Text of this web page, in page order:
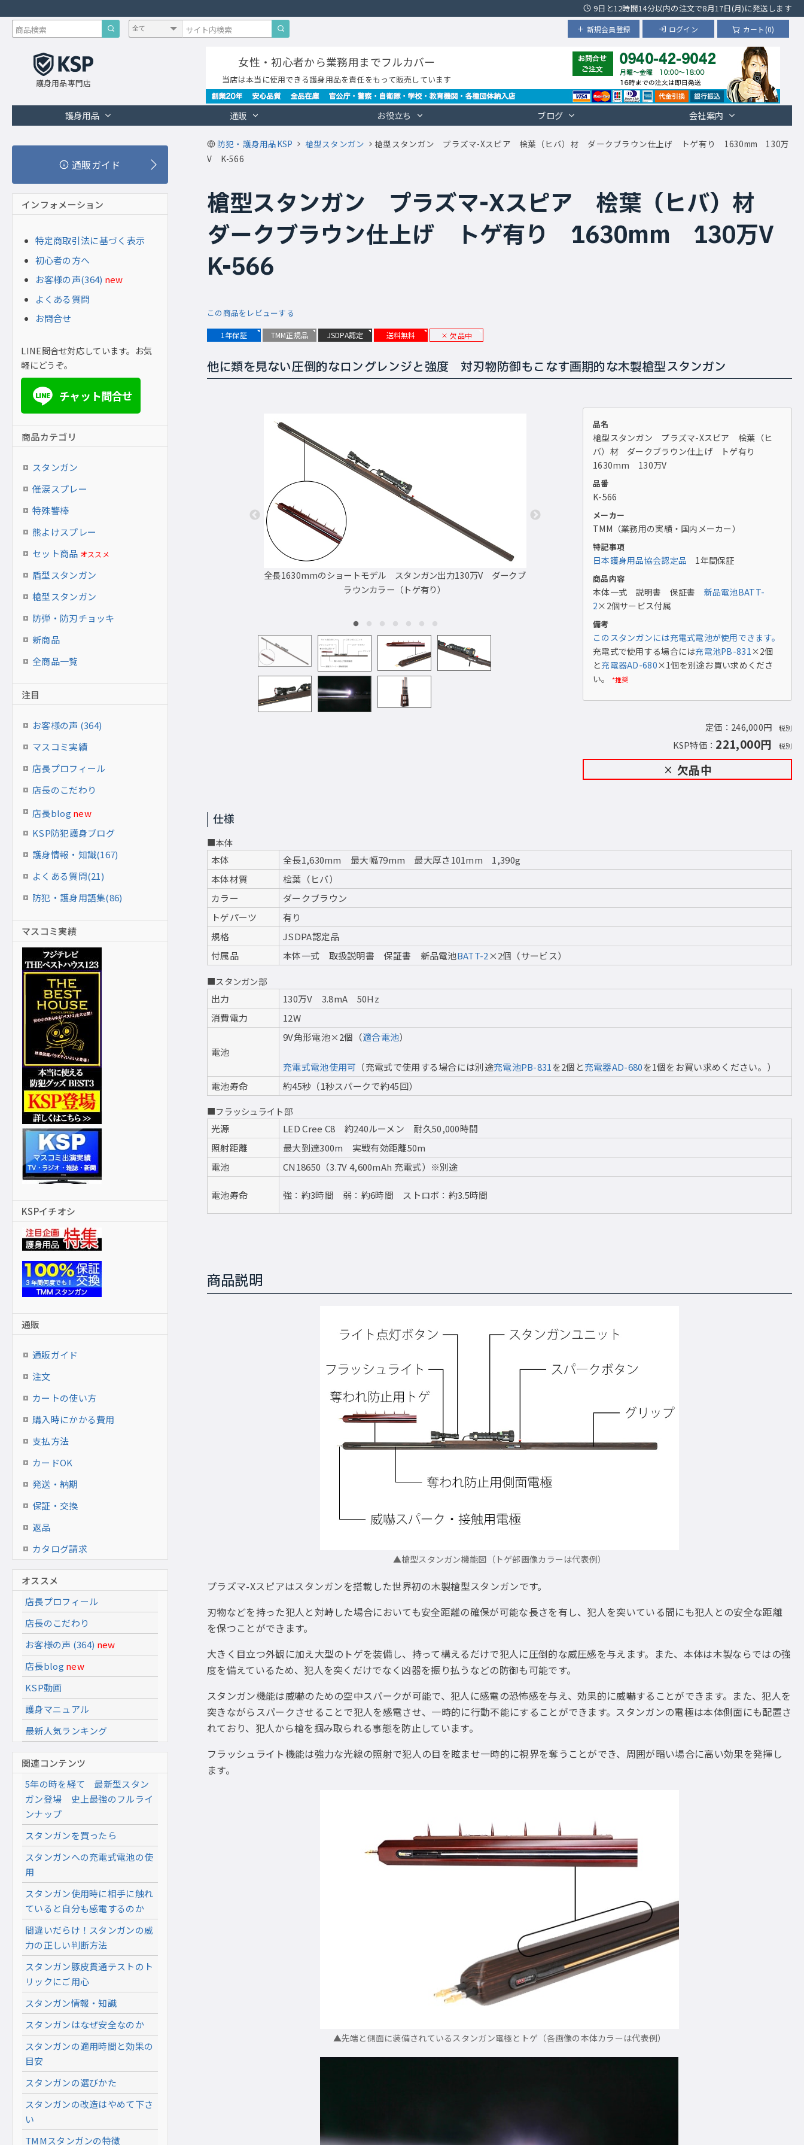
9日と12時間14分以内の注文で8月17日(月)に発送します
カート(0)
ログイン
新規会員登録
護身用品専門店
女性・初心者から業務用までフルカバー
当店は本当に使用できる護身用品を責任をもって販売しています
護身用品 通販 お役立ち ブログ 会社案内
防犯・護身用品KSP 槍型スタンガン
槍型スタンガン プラズマ-Xスピア 桧葉（ヒバ）材 ダークブラウン仕上げ トゲ有り 1630mm 130万
V K-566
槍型スタンガン プラズマ-Xスピア 桧葉（ヒバ）材
ダークブラウン仕上げ トゲ有り 1630mm 130万V
K-566
この商品をレビューする
1年保証 TMM正規品 JSDPA認定 送料無料 欠品中
他に類を見ない圧倒的なロングレンジと強度 対刃物防御もこなす画期的な木製槍型スタンガン
槍型スタンガン専用ラック（別売）収納イメージ
全長1630mmのショートモデル スタンガン出力130万V ダークブ
ラウンカラー（トゲ有り）
機能図（トゲ部画像カラーは代表例）
品名
槍型スタンガン プラズマ-Xスピア 桧葉（ヒ
バ）材 ダークブラウン仕上げ トゲ有り
1630mm 130万V
品番
K-566
メーカー
TMM（業務用の実績・国内メーカー）
特記事項
日本護身用品協会認定品 1年間保証
商品内容
本体一式 説明書 保証書 新品電池BATT-
2×2個サービス付属
備考
このスタンガンには充電式電池が使用できます。
充電式で使用する場合には充電池PB-831×2個
と充電器AD-680×1個を別途お買い求めくださ
い。
*推奨
定価：246,000円 税別
KSP特価： 221,000円 税別
欠品中
仕様
■本体
本体
全長1,630mm 最大幅79mm 最大厚さ101mm 1,390g
本体材質
桧葉（ヒバ）
カラー
ダークブラウン
トゲパーツ
有り
規格
JSDPA認定品
付属品
本体一式 取扱説明書 保証書 新品電池BATT-2×2個（サービス）
■スタンガン部
出力
130万V 3.8mA 50Hz
消費電力
12W
電池
9V角形電池×2個（適合電池）
充電式電池使用可 （充電式で使用する場合には別途充電池PB-831を2個と充電器AD-680を1個をお買い求めください。）
電池寿命
約45秒（1秒スパークで約45回）
■フラッシュライト部
光源
LED Cree C8 約240ルーメン 耐久50,000時間
照射距離
最大到達300m 実戦有効距離50m
電池
CN18650（3.7V 4,600mAh 充電式）※別途
電池寿命 強：約3時間 弱：約6時間 ストロボ：約3.5時間
商品説明
▲槍型スタンガン機能図（トゲ部画像カラーは代表例）
プラズマ-Xスピアはスタンガンを搭載した世界初の木製槍型スタンガンです。
刃物などを持った犯人と対峙した場合においても安全距離の確保が可能な長さを有し、犯人を突いている間にも犯人との安全な距離
を保つことができます。
大きく目立つ外観に加え大型のトゲを装備し、持って構えるだけで犯人に圧倒的な威圧感を与えます。また、本体は木製ならではの強
度を備えているため、犯人を突くだけでなく凶器を振り払うなどの防御も可能です。
スタンガン機能は威嚇のための空中スパークが可能で、犯人に感電の恐怖感を与え、効果的に威嚇することができます。また、犯人を
突きながらスパークさせることで犯人を感電させ、一時的に行動不能にすることができます。スタンガンの電極は本体側面にも配置さ
れており、犯人から槍を掴み取られる事態を防止しています。
フラッシュライト機能は強力な光線の照射で犯人の目を眩ませ一時的に視界を奪うことができ、周囲が暗い場合に高い効果を発揮し
ます。
▲先端と側面に装備されているスタンガン電極とトゲ（各画像の本体カラーは代表例）
通販ガイド
インフォメーション
特定商取引法に基づく表示
初心者の方へ
お客様の声(364) new
よくある質問
お問合せ
LINE問合せ対応しています。お気
軽にどうぞ。
LINE チャット問合せ
商品カテゴリ
スタンガン
催涙スプレー
特殊警棒
熊よけスプレー
セット商品 オススメ
盾型スタンガン
槍型スタンガン
防弾・防刃チョッキ
新商品
全商品一覧
注目
お客様の声 (364)
マスコミ実績
店長プロフィール
店長のこだわり
店長blog new
KSP防犯護身ブログ
護身情報・知識(167)
よくある質問(21)
防犯・護身用語集(86)
マスコミ実績
KSPイチオシ
通販
通販ガイド
注文
カートの使い方
購入時にかかる費用
支払方法
カードOK
発送・納期
保証・交換
返品
カタログ請求
オススメ
店長プロフィール
店長のこだわり
お客様の声 (364) new
店長blog new
KSP動画
護身マニュアル
最新人気ランキング
関連コンテンツ
5年の時を経て 最新型スタン
ガン登場 史上最強のフルライ
ンナップ
スタンガンを買ったら
スタンガンへの充電式電池の使
用
スタンガン使用時に相手に触れ
ていると自分も感電するのか
間違いだらけ！スタンガンの威
力の正しい判断方法
スタンガン豚皮貫通テストのト
リックにご用心
スタンガン情報・知識
スタンガンはなぜ安全なのか
スタンガンの適用時間と効果の
目安
スタンガンの選びかた
スタンガンの改造はやめて下さ
い
TMMスタンガンの特徴